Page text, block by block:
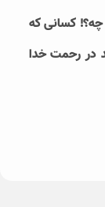
چه؟! کسانی که
در رحمت خدا